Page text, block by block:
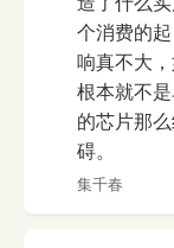
个消费的
响真不大
根本就不
的芯片那
碍。
集千春